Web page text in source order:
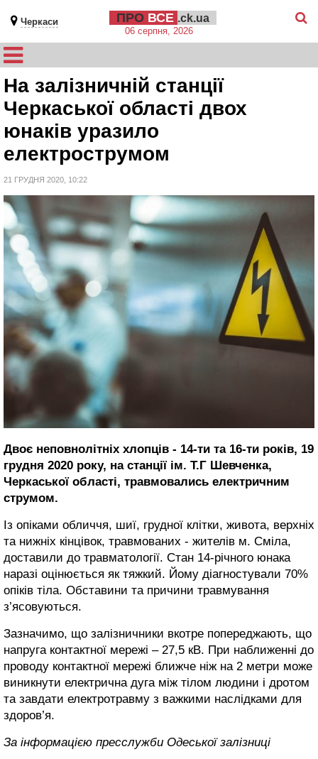
Черкаси ПРО ВСЕ .ck.ua
06 серпня, 2026
На залізничній станції
Черкаської області двох
юнаків уразило
електрострумом
21 ГРУДНЯ 2020, 10:22
Двоє неповнолітніх хлопців - 14-ти та 16-ти років, 19
грудня 2020 року, на станції ім. Т.Г Шевченка,
Черкаської області, травмовались електричним
струмом.
Із опіками обличчя, шиї, грудної клітки, живота, верхніх
та нижніх кінцівок, травмованих - жителів м. Сміла,
доставили до травматології. Стан 14-річного юнака
наразі оцінюється як тяжкий. Йому діагностували 70%
опіків тіла. Обставини та причини травмування
з’ясовуються.
Зазначимо, що залізничники вкотре попереджають, що
напруга контактної мережі – 27,5 кВ. При наближенні до
проводу контактної мережі ближче ніж на 2 метри може
виникнути електрична дуга між тілом людини і дротом
та завдати електротравму з важкими наслідками для
здоров’я.
За інформацією пресслужби Одеської залізниці